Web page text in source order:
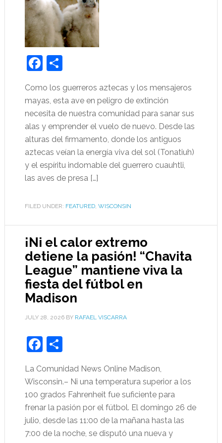
Facebook
Share
Como los guerreros aztecas y los mensajeros
mayas, esta ave en peligro de extinción
necesita de nuestra comunidad para sanar sus
alas y emprender el vuelo de nuevo. Desde las
alturas del firmamento, donde los antiguos
aztecas veían la energía viva del sol (Tonatiuh)
y el espíritu indomable del guerrero cuauhtli,
las aves de presa […]
FILED UNDER: FEATURED, WISCONSIN
¡Ni el calor extremo
detiene la pasión! “Chavita
League” mantiene viva la
fiesta del fútbol en
Madison
JULY 28, 2026BY RAFAEL VISCARRA
Facebook
Share
La Comunidad News Online Madison,
Wisconsin.– Ni una temperatura superior a los
100 grados Fahrenheit fue suficiente para
frenar la pasión por el fútbol. El domingo 26 de
julio, desde las 11:00 de la mañana hasta las
7:00 de la noche, se disputó una nueva y